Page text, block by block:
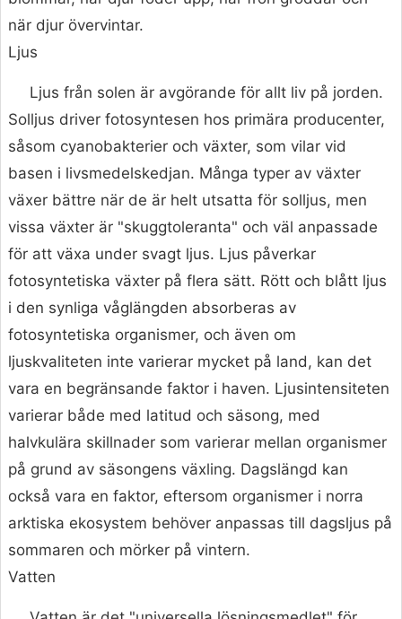
när djur övervintar.
Ljus
Ljus från solen är avgörande för allt liv på jorden.
Solljus driver fotosyntesen hos primära producenter,
såsom cyanobakterier och växter, som vilar vid
basen i livsmedelskedjan. Många typer av växter
växer bättre när de är helt utsatta för solljus, men
vissa växter är "skuggtoleranta" och väl anpassade
för att växa under svagt ljus. Ljus påverkar
fotosyntetiska växter på flera sätt. Rött och blått ljus
i den synliga våglängden absorberas av
fotosyntetiska organismer, och även om
ljuskvaliteten inte varierar mycket på land, kan det
vara en begränsande faktor i haven. Ljusintensiteten
varierar både med latitud och säsong, med
halvkulära skillnader som varierar mellan organismer
på grund av säsongens växling. Dagslängd kan
också vara en faktor, eftersom organismer i norra
arktiska ekosystem behöver anpassas till dagsljus på
sommaren och mörker på vintern.
Vatten